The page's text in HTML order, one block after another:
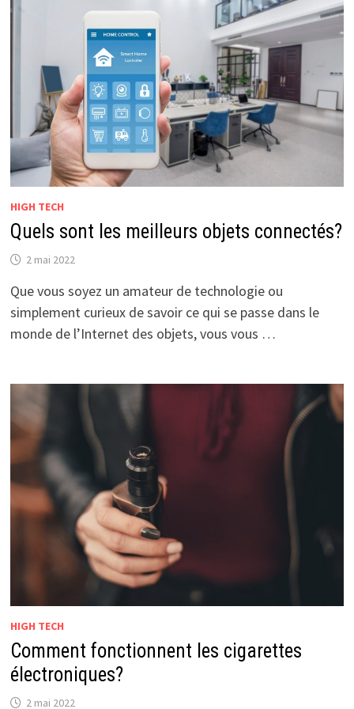
HIGH TECH
Quels sont les meilleurs objets connectés?
2 mai 2022
Que vous soyez un amateur de technologie ou
simplement curieux de savoir ce qui se passe dans le
monde de l’Internet des objets, vous vous …
HIGH TECH
Comment fonctionnent les cigarettes
électroniques?
2 mai 2022